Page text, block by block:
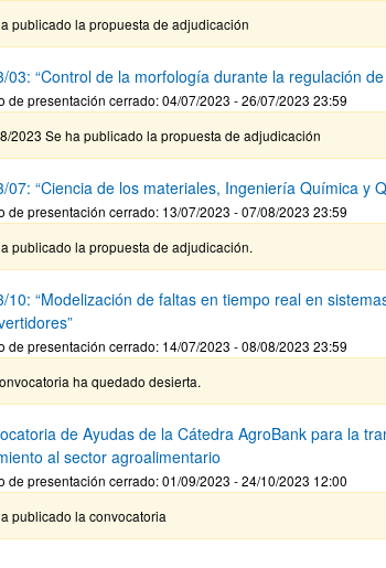
publicado la propuesta de adjudicación
03: “Control de la morfología durante la regulación de
de presentación cerrado: 04/07/2023 - 26/07/2023 23:59
2023 Se ha publicado la propuesta de adjudicación
07: “Ciencia de los materiales, Ingeniería Química y
de presentación cerrado: 13/07/2023 - 07/08/2023 23:59
publicado la propuesta de adjudicación.
10: “Modelización de faltas en tiempo real en
de presentación cerrado: 14/07/2023 - 08/08/2023 23:59
ha quedado desierta.
de Ayudas de la Cátedra AgroBank para la
al sector agroalimentario
de presentación cerrado: 01/09/2023 - 24/10/2023 12:00
publicado la convocatoria